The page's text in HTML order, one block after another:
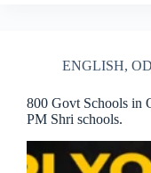
ENGLISH,
800 Govt Schools in
PM Shri schools.